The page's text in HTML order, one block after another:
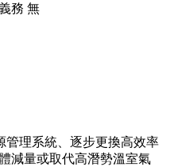
務 無
管理系統、逐步更換高效率
減量或取代高潛勢溫室氣